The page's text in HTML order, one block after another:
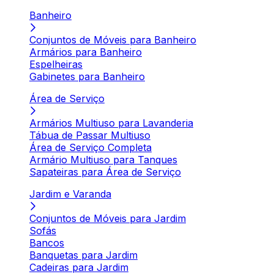
Banheiro
Conjuntos de Móveis para Banheiro
Armários para Banheiro
Espelheiras
Gabinetes para Banheiro
Área de Serviço
Armários Multiuso para Lavanderia
Tábua de Passar Multiuso
Área de Serviço Completa
Armário Multiuso para Tanques
Sapateiras para Área de Serviço
Jardim e Varanda
Conjuntos de Móveis para Jardim
Sofás
Bancos
Banquetas para Jardim
Cadeiras para Jardim